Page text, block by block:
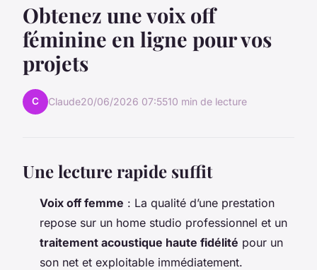
Obtenez une voix off
féminine en ligne pour vos
projets
C Claude20/06/2026 07:5510 min de lecture
Une lecture rapide suffit
Voix off femme : La qualité d’une prestation
repose sur un home studio professionnel et un
traitement acoustique haute fidélité pour un
son net et exploitable immédiatement.